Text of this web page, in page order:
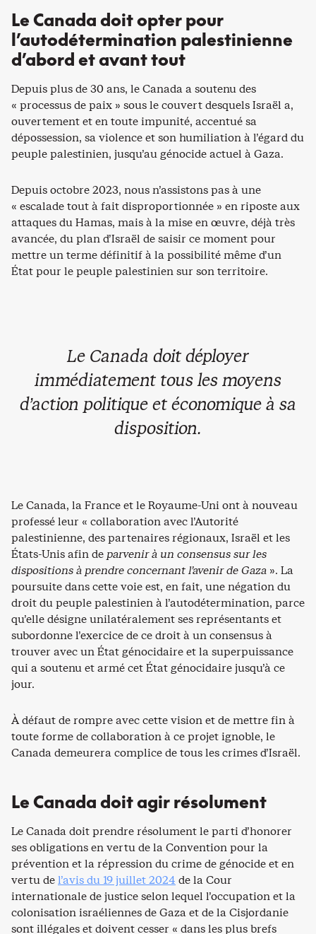
Le Canada doit opter pour
l’autodétermination palestinienne
d’abord et avant tout
Depuis plus de 30 ans, le Canada a soutenu des
« processus de paix » sous le couvert desquels Israël a,
ouvertement et en toute impunité, accentué sa
dépossession, sa violence et son humiliation à l’égard du
peuple palestinien, jusqu’au génocide actuel à Gaza.
Depuis octobre 2023, nous n’assistons pas à une
« escalade tout à fait disproportionnée » en riposte aux
attaques du Hamas, mais à la mise en œuvre, déjà très
avancée, du plan d’Israël de saisir ce moment pour
mettre un terme définitif à la possibilité même d’un
État pour le peuple palestinien sur son territoire.
Le Canada doit déployer
immédiatement tous les moyens
d’action politique et économique à sa
disposition.
Le Canada, la France et le Royaume-Uni ont à nouveau
professé leur « collaboration avec l’Autorité
palestinienne, des partenaires régionaux, Israël et les
États-Unis afin de parvenir à un consensus sur les
dispositions à prendre concernant l’avenir de Gaza ». La
poursuite dans cette voie est, en fait, une négation du
droit du peuple palestinien à l’autodétermination, parce
qu’elle désigne unilatéralement ses représentants et
subordonne l’exercice de ce droit à un consensus à
trouver avec un État génocidaire et la superpuissance
qui a soutenu et armé cet État génocidaire jusqu’à ce
jour.
À défaut de rompre avec cette vision et de mettre fin à
toute forme de collaboration à ce projet ignoble, le
Canada demeurera complice de tous les crimes d’Israël.
Le Canada doit agir résolument
Le Canada doit prendre résolument le parti d’honorer
ses obligations en vertu de la Convention pour la
prévention et la répression du crime de génocide et en
vertu del’avis du 19 juillet 2024 de la Cour
internationale de justice selon lequel l’occupation et la
colonisation israéliennes de Gaza et de la Cisjordanie
sont illégales et doivent cesser « dans les plus brefs